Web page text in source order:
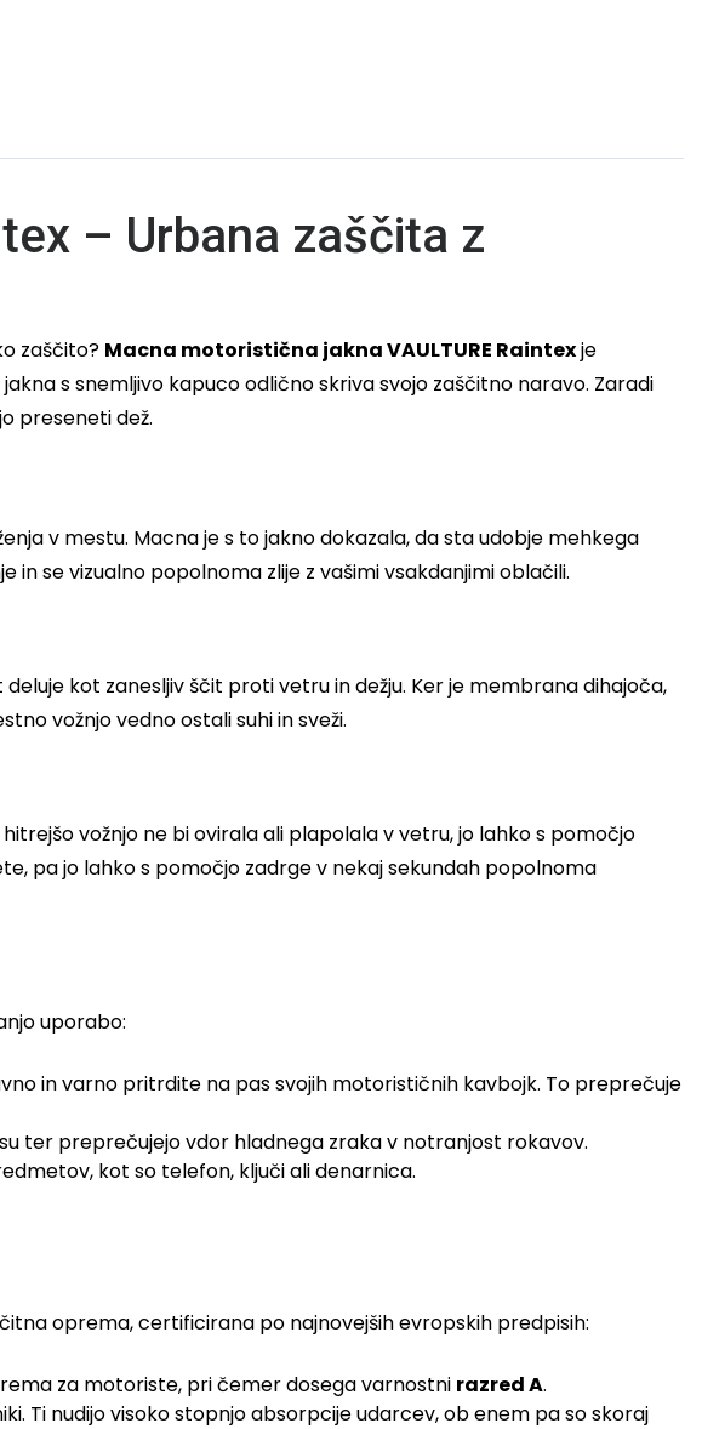
– Urbana zaščita z
zaščito? Macna motoristična jakna VAULTURE Raintexje
s snemljivo kapuco odlično skriva svojo zaščitno naravo. Zaradi
preseneti dež.
v mestu. Macna je s to jakno dokazala, da sta udobje mehkega
se vizualno popolnoma zlije z vašimi vsakdanjimi oblačili.
kot zanesljiv ščit proti vetru in dežju. Ker je membrana dihajoča,
vožnjo vedno ostali suhi in sveži.
vožnjo ne bi ovirala ali plapolala v vetru, jo lahko s pomočjo
pa jo lahko s pomočjo zadrge v nekaj sekundah popolnoma
uporabo:
in varno pritrdite na pas svojih motorističnih kavbojk. To preprečuje
ter preprečujejo vdor hladnega zraka v notranjost rokavov.
kot so telefon, ključi ali denarnica.
oprema, certificirana po najnovejših evropskih predpisih:
za motoriste, pri čemer dosega varnostni razred A.
Ti nudijo visoko stopnjo absorpcije udarcev, ob enem pa so skoraj